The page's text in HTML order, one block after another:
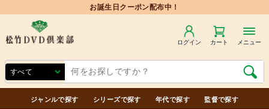
ログイン カート メニュー
ジャンルで探す シリーズで探す 年代で探す 監督で探す